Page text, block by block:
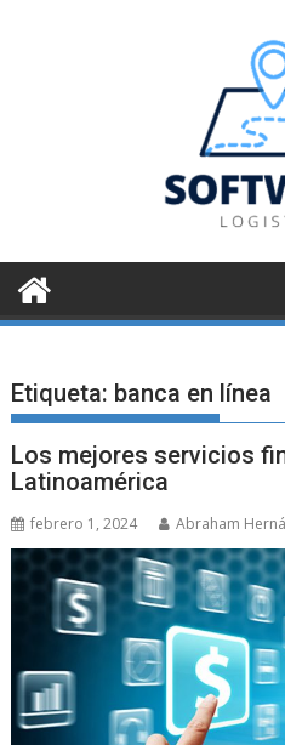
Etiqueta: banca en línea
Los mejores servicios
Latinoamérica
febrero 1, 2024 Abraham